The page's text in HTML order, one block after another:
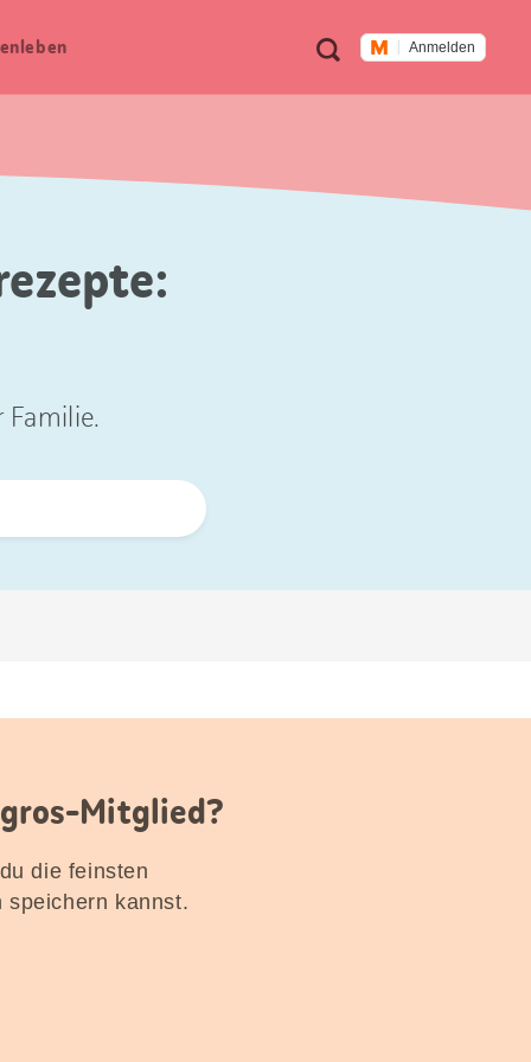
Meta
Navigation
Suche Anmelden
Familie.
Mitglied?
die feinsten
speichern kannst.